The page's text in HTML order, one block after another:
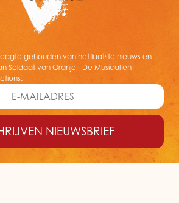
gehouden van het laatste nieuws en
Soldaat van Oranje - De Musical en
NIEUWSBRIEF